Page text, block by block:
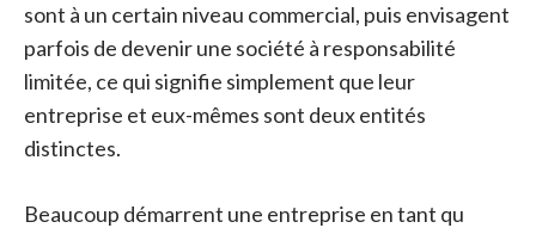
sont à un certain niveau commercial, puis envisagent
parfois de devenir une société à responsabilité
limitée, ce qui signifie simplement que leur
entreprise et eux-mêmes sont deux entités
distinctes.
Beaucoup démarrent une entreprise en tant qu